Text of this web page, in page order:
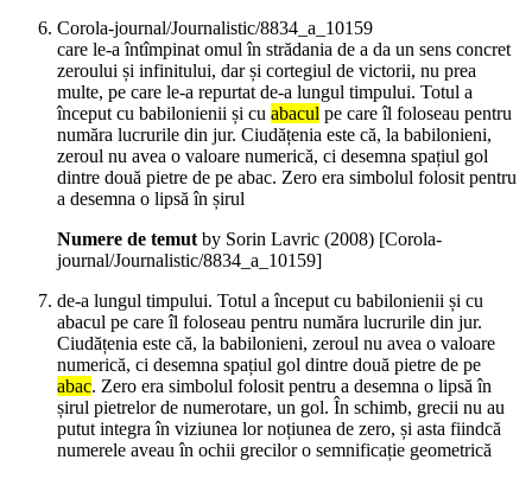
Corola-journal/Journalistic/8834_a_10159
care le-a întîmpinat omul în strădania de a da un sens concret
zeroului și infinitului, dar și cortegiul de victorii, nu prea
multe, pe care le-a repurtat de-a lungul timpului. Totul a
început cu babilonienii și cu abacul pe care îl foloseau pentru
număra lucrurile din jur. Ciudățenia este că, la babilonieni,
zeroul nu avea o valoare numerică, ci desemna spațiul gol
dintre două pietre de pe abac. Zero era simbolul folosit pentru
a desemna o lipsă în șirul
Numere de temutby Sorin Lavric (2008) [Corola-
journal/Journalistic/8834_a_10159]
de-a lungul timpului. Totul a început cu babilonienii și cu
abacul pe care îl foloseau pentru număra lucrurile din jur.
Ciudățenia este că, la babilonieni, zeroul nu avea o valoare
numerică, ci desemna spațiul gol dintre două pietre de pe
abac. Zero era simbolul folosit pentru a desemna o lipsă în
șirul pietrelor de numerotare, un gol. În schimb, grecii nu au
putut integra în viziunea lor noțiunea de zero, și asta fiindcă
numerele aveau în ochii grecilor o semnificație geometrică